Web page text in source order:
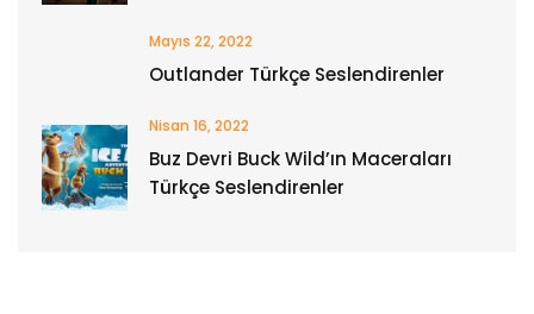
Mayıs 22, 2022
Outlander Türkçe Seslendirenler
Nisan 16, 2022
Buz Devri Buck Wild’ın Maceraları
Türkçe Seslendirenler